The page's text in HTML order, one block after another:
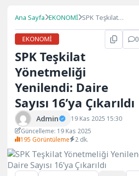
Ana Sayfa EKONOMİ SPK Teşkilat
Yenilendi: Daire
Sayısı 16’ya Çıkarıldı
EKONOMİ 0
SPK Teşkilat
Yönetmeliği
Yenilendi: Daire
Sayısı 16’ya Çıkarıldı
Admin
19 Kas 2025 15:30
Güncelleme: 19 Kas 2025
195 Görüntüleme
2 dk.